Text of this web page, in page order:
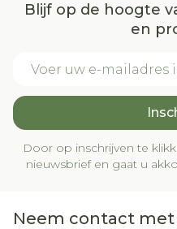
Blijf op de hoogte
en
Door op inschrijven te
nieuwsbrief en gaat u
Neem contact met